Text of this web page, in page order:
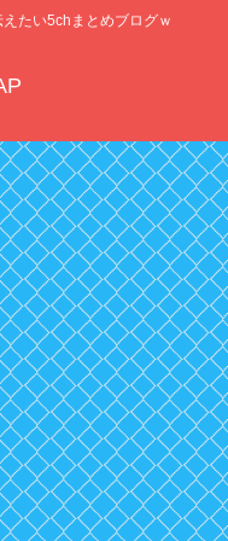
たい5chまとめブログｗ